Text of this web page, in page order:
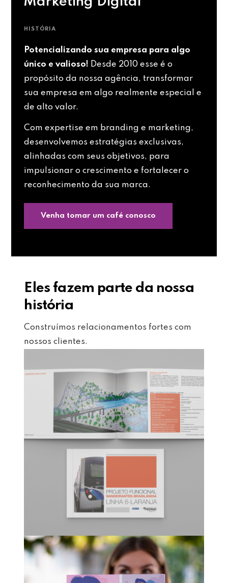
HISTÓRIA
Potencializando sua empresa para algo
único e valioso! Desde 2010 esse é o
propósito da nossa agência, transformar
sua empresa em algo realmente especial e
de alto valor.
Com expertise em branding e marketing,
desenvolvemos estratégias exclusivas,
alinhadas com seus objetivos, para
impulsionar o crescimento e fortalecer o
reconhecimento da sua marca.
Venha tomar um café conosco
Eles fazem parte da nossa
história
Construímos relacionamentos fortes com
nossos clientes.